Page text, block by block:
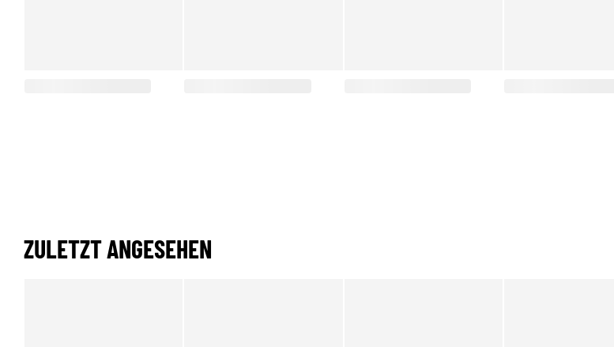
ZULETZT ANGESEHEN